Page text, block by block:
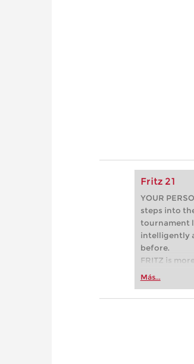
Fritz 21
YOUR
steps into
tournament
intelligently
before.
FRITZ is
Whether
more
Más...